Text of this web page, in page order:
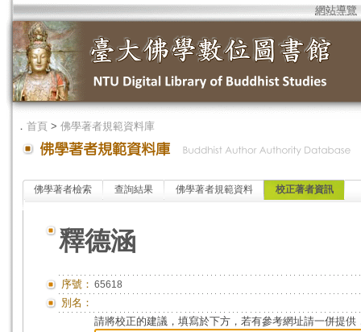
網站導覽
． 首頁 > 佛學著者規範資料庫
佛學著者檢索 查詢結果 佛學著者規範資料 校正著者資訊
釋德涵
序號： 65618
別名：
請將校正的建議，填寫於下方，若有參考網址請一併提供